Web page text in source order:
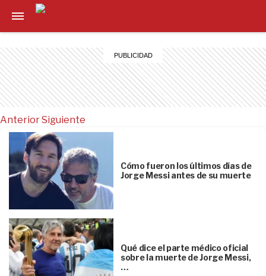
Anterior
Cómo fueron los últimos días de
Jorge Messi antes de su muerte
Qué dice el parte médico oficial
sobre la muerte de Jorge Messi,
…
Siguiente